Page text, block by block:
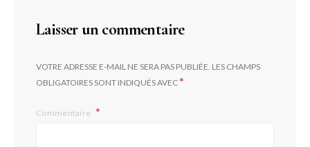
Laisser un commentaire
VOTRE ADRESSE E-MAIL NE SERA PAS PUBLIÉE. LES CHAMPS
OBLIGATOIRES SONT INDIQUÉS AVEC*
Commentaire